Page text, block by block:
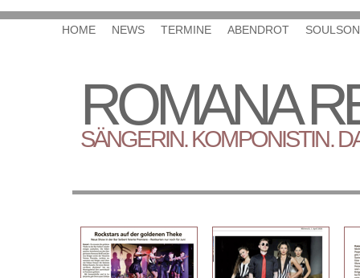
HOME NEWS TERMINE ABENDROT
ROMANA
SÄNGERIN. KOMPONISTIN.
Presseberichte